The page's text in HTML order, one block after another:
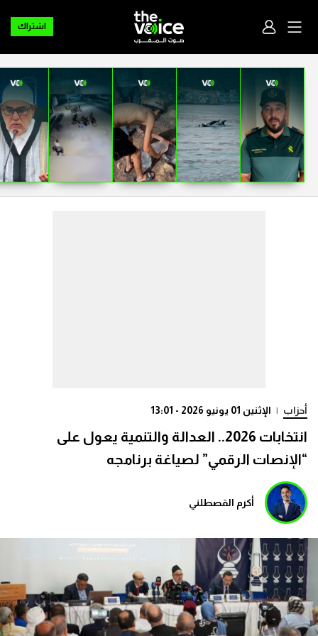
اشتراك
أحزاب | الإثنين 01 يونيو 2026 - 13:01
انتخابات 2026.. العدالة والتنمية يعول على
“الإنصات الرقمي” لصياغة برنامجه
أكرم القصطلني